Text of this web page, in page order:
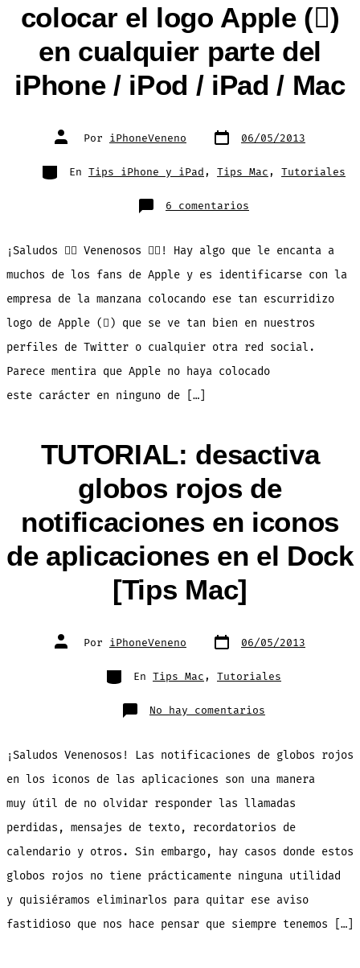
colocar el logo Apple ()
en cualquier parte del
iPhone / iPod / iPad / Mac
Autor
de Por iPhoneVeneno Fecha
de 06/05/2013
Categorías
En Tips iPhone y iPad , Tips Mac , Tutoriales
6 comentarios
TUTORIAL:
de
colocar
logo
Apple
en
parte
del
iPhone
/
/
iPad
¡Saludos  Venenosos ! Hay algo que le encanta a
muchos de los fans de Apple y es identificarse con la
empresa de la manzana colocando ese tan escurridizo
logo de Apple () que se ve tan bien en nuestros
perfiles de Twitter o cualquier otra red social.
Parece mentira que Apple no haya colocado
este carácter en ninguno de […]
TUTORIAL: desactiva
globos rojos de
notificaciones en iconos
de aplicaciones en el Dock
[Tips Mac]
Autor
de Por iPhoneVeneno Fecha
de 06/05/2013
Categorías
En Tips Mac , Tutoriales
No hay comentarios
TUTORIAL:
rojos
de
en
iconos
aplicaciones
el
Dock
[Tips
Mac]
¡Saludos Venenosos! Las notificaciones de globos rojos
en los iconos de las aplicaciones son una manera
muy útil de no olvidar responder las llamadas
perdidas, mensajes de texto, recordatorios de
calendario y otros. Sin embargo, hay casos donde estos
globos rojos no tiene prácticamente ninguna utilidad
y quisiéramos eliminarlos para quitar ese aviso
fastidioso que nos hace pensar que siempre tenemos […]